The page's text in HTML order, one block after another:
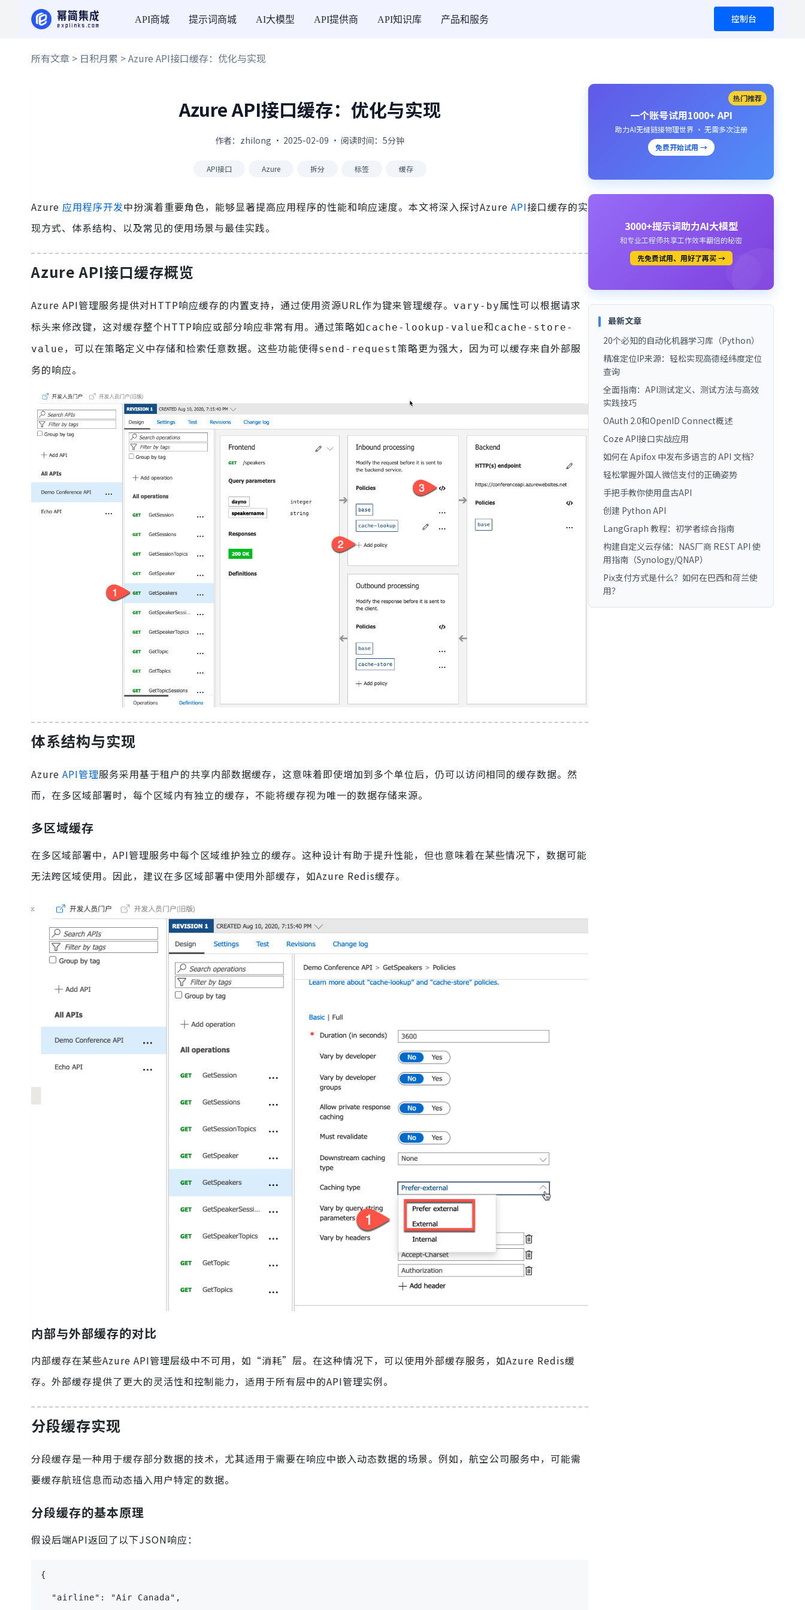
API商城 提示词商城 AI大模型 API提供商 API知识库 产品和服务 控制台
所有文章 > 日积月累 > Azure API接口缓存：优化与实现
Azure API接口缓存：优化与实现
作者：zhilong · 2025-02-09 · 阅读时间：5分钟
API接口 Azure 拆分 标签 缓存
Azure 应用程序开发中扮演着重要角色，能够显著提高应用程序的性能和响应速度。本文将深入探讨Azure API接口缓存的实
现方式、体系结构、以及常见的使用场景与最佳实践。
Azure API接口缓存概览
Azure API管理服务提供对HTTP响应缓存的内置支持，通过使用资源URL作为键来管理缓存。 vary-by属性可以根据请求
标头来修改键，这对缓存整个HTTP响应或部分响应非常有用。通过策略如cache-lookup-value和cache-store-
value ，可以在策略定义中存储和检索任意数据。这些功能使得send-request策略更为强大，因为可以缓存来自外部服
务的响应。
体系结构与实现
Azure API管理服务采用基于租户的共享内部数据缓存，这意味着即使增加到多个单位后，仍可以访问相同的缓存数据。然
而，在多区域部署时，每个区域内有独立的缓存，不能将缓存视为唯一的数据存储来源。
多区域缓存
在多区域部署中，API管理服务中每个区域维护独立的缓存。这种设计有助于提升性能，但也意味着在某些情况下，数据可能
无法跨区域使用。因此，建议在多区域部署中使用外部缓存，如Azure Redis缓存。
内部与外部缓存的对比
内部缓存在某些Azure API管理层级中不可用，如“消耗”层。在这种情况下，可以使用外部缓存服务，如Azure Redis缓
存。外部缓存提供了更大的灵活性和控制能力，适用于所有层中的API管理实例。
分段缓存实现
分段缓存是一种用于缓存部分数据的技术，尤其适用于需要在响应中嵌入动态数据的场景。例如，航空公司服务中，可能需
要缓存航班信息而动态插入用户特定的数据。
分段缓存的基本原理
假设后端API返回了以下JSON响应：
{
  "airline": "Air Canada",
热门推荐
一个账号试用1000+ API
助力AI无缝链接物理世界 · 无需多次注册
免费开始试用 →
3000+提示词助力AI大模型
和专业工程师共享工作效率翻倍的秘密
先免费试用、用好了再买 →
最新文章
20个必知的自动化机器学习库（Python）
精准定位IP来源：轻松实现高德经纬度定位
查询
全面指南：API测试定义、测试方法与高效
实践技巧
OAuth 2.0和OpenID Connect概述
Coze API接口实战应用
如何在 Apifox 中发布多语言的 API 文档？
轻松掌握外国人微信支付的正确姿势
手把手教你使用盘古API
创建 Python API
LangGraph 教程：初学者综合指南
构建自定义云存储：NAS厂商 REST API 使
用指南（Synology/QNAP）
Pix支付方式是什么？如何在巴西和荷兰使
用？